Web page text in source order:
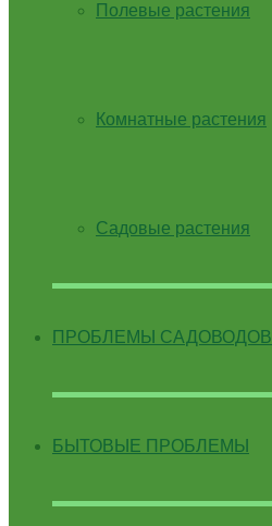
Полевые растения
Комнатные растения
Садовые растения
ПРОБЛЕМЫ САДОВОДОВ
БЫТОВЫЕ ПРОБЛЕМЫ